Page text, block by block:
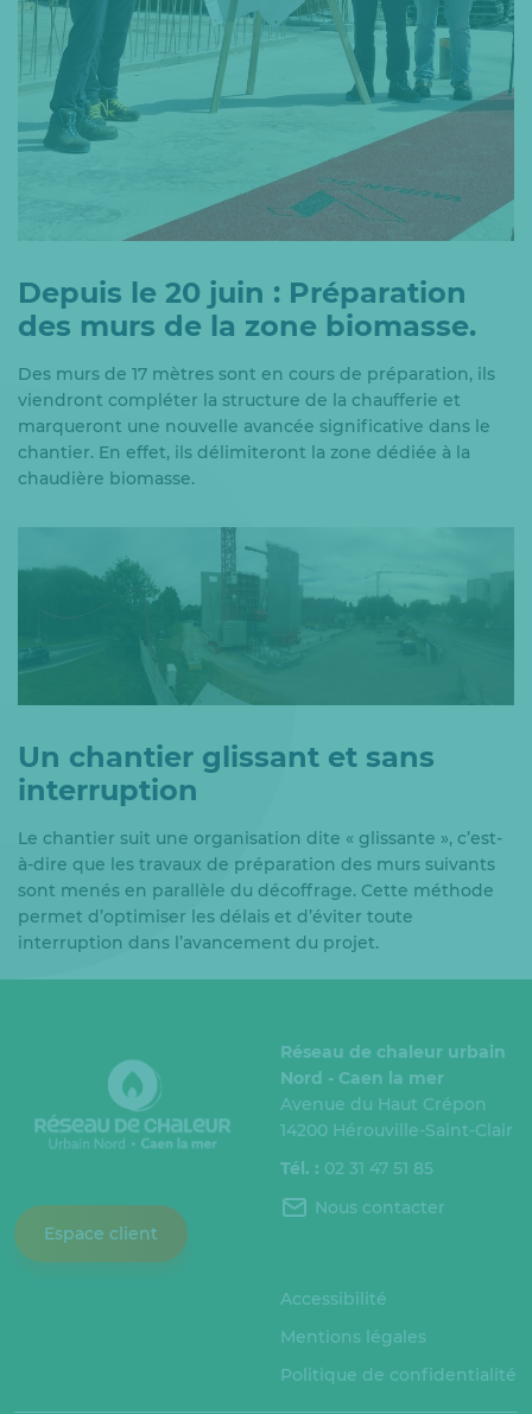
Depuis le 20 juin : Préparation
des murs de la zone biomasse.
Des murs de 17 mètres sont en cours de préparation, ils
viendront compléter la structure de la chaufferie et
marqueront une nouvelle avancée significative dans le
chantier. En effet, ils délimiteront la zone dédiée à la
chaudière biomasse.
Un chantier glissant et sans
interruption
Le chantier suit une organisation dite « glissante », c’est-
à-dire que les travaux de préparation des murs suivants
sont menés en parallèle du décoffrage. Cette méthode
permet d’optimiser les délais et d’éviter toute
interruption dans l’avancement du projet.
Espace client
Réseau de chaleur urbain
Nord - Caen la mer
Avenue du Haut Crépon
14200 Hérouville-Saint-Clair
Tél. : 02 31 47 51 85
Nous contacter
Accessibilité
Mentions légales
Politique de confidentialité